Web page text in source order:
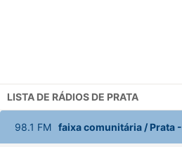
LISTA DE RÁDIOS DE PRATA
98.1 FM faixa comunitária / Prata-